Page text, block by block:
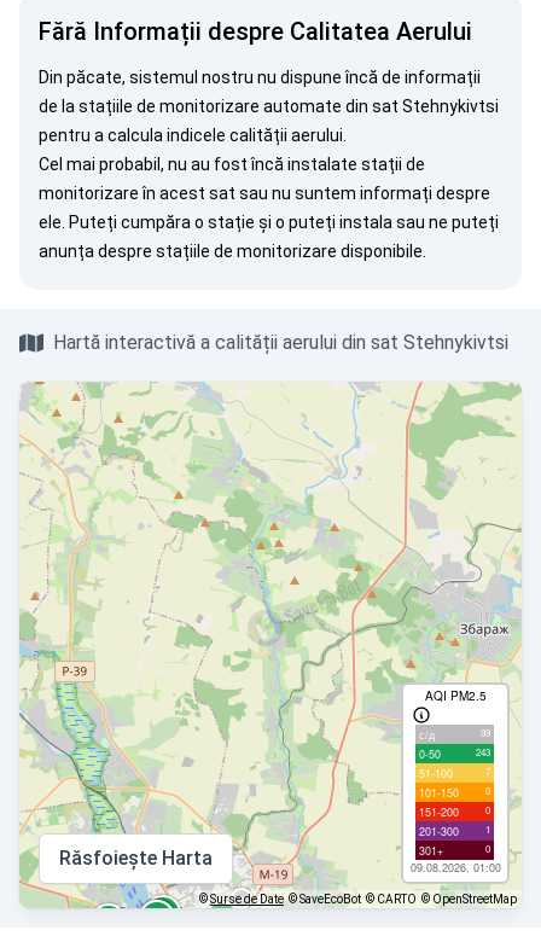
Fără Informații despre Calitatea Aerului
Din păcate, sistemul nostru nu dispune încă de informații
de la stațiile de monitorizare automate din sat Stehnykivtsi
pentru a calcula indicele calității aerului.
Cel mai probabil, nu au fost încă instalate stații de
monitorizare în acest sat sau nu suntem informați despre
ele. Puteți cumpăra o stație și o puteți instala sau ne puteți
anunța despre stațiile de monitorizare disponibile.
Hartă interactivă a calității aerului din sat Stehnykivtsi
AQI PM2.5
с/д 99
0-50 243
51-100 7
101-150 0
151-200 0
201-300 1
301+ 0
09.08.2026, 01:00
Răsfoiește Harta
©Surse de Date © SaveEcoBot © CARTO © OpenStreetMap